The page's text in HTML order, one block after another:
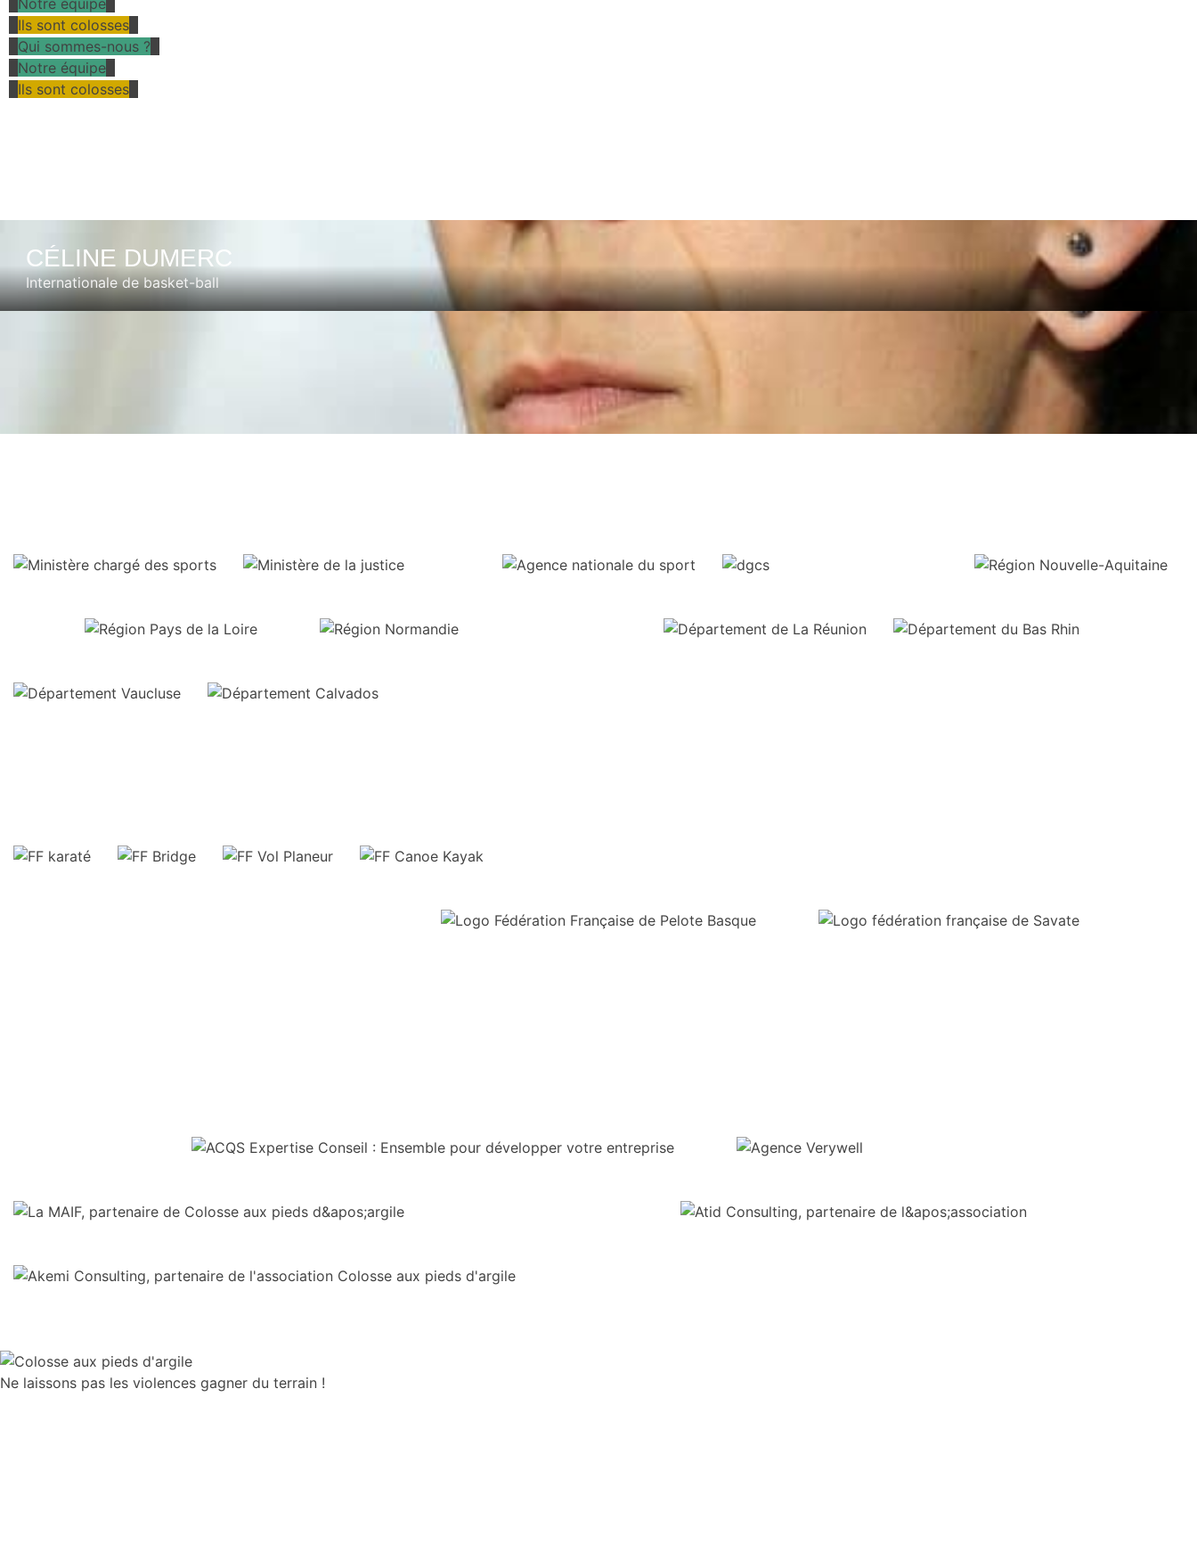
Notre équipe
Ils sont colosses
Qui sommes-nous ?
Notre équipe
Ils sont colosses
CÉLINE DUMERC
Internationale de basket-ball
Ne laissons pas les violences gagner du terrain !